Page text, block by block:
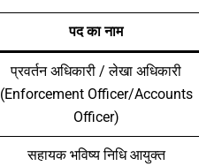
पद का नाम
प्रवर्तन अधिकारी / लेखा अधिकारी
(Enforcement Officer/Accounts
Officer)
सहायक भविष्य निधि आयुक्त